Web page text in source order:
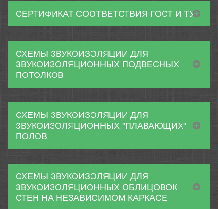
СЕРТИФИКАТ СООТВЕТСТВИЯ ГОСТ И ТУ
СХЕМЫ ЗВУКОИЗОЛЯЦИИ ДЛЯ
ЗВУКОИЗОЛЯЦИОННЫХ ПОДВЕСНЫХ
ПОТОЛКОВ
СХЕМЫ ЗВУКОИЗОЛЯЦИИ ДЛЯ
ЗВУКОИЗОЛЯЦИОННЫХ "ПЛАВАЮЩИХ"
ПОЛОВ
СХЕМЫ ЗВУКОИЗОЛЯЦИИ ДЛЯ
ЗВУКОИЗОЛЯЦИОННЫХ ОБЛИЦОВОК
СТЕН НА НЕЗАВИСИМОМ КАРКАСЕ